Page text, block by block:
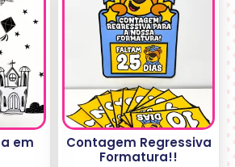
em
Contagem Regressiva
Formatura!!